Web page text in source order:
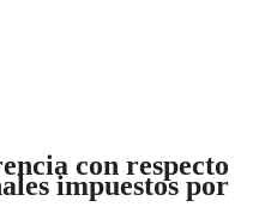
con respecto
impuestos por